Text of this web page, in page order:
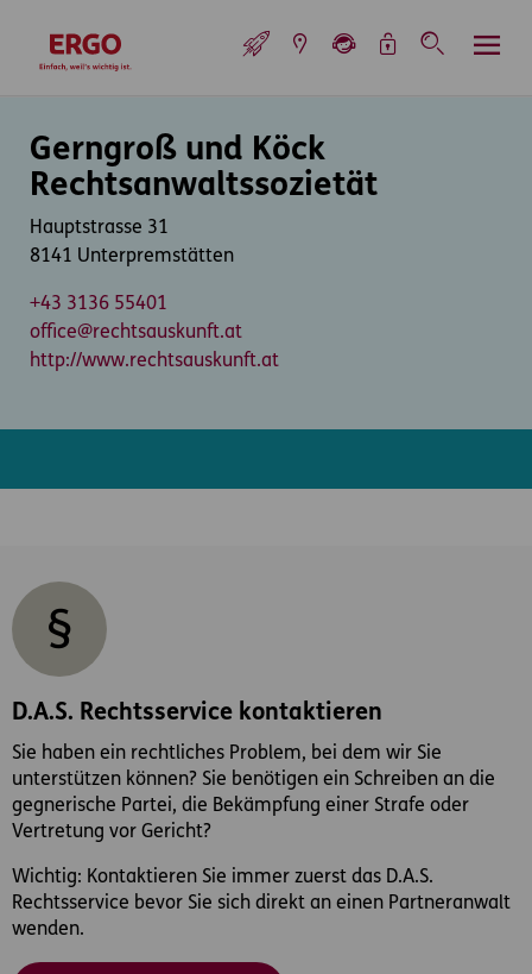
zur Startseite
Gerngroß und Köck
Rechtsanwaltssozietät
Hauptstrasse 31
8141 Unterpremstätten
+43 3136 55401
office@rechtsauskunft.at
http://www.rechtsauskunft.at
D.A.S. Rechtsservice kontaktieren
Sie haben ein rechtliches Problem, bei dem wir Sie
unterstützen können? Sie benötigen ein Schreiben an die
gegnerische Partei, die Bekämpfung einer Strafe oder
Vertretung vor Gericht?
Wichtig: Kontaktieren Sie immer zuerst das D.A.S.
Rechtsservice bevor Sie sich direkt an einen Partneranwalt
wenden.